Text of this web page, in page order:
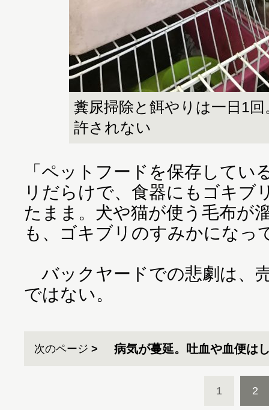
糞尿掃除と餌やりは一日1
許されない
「ペットフードを保存してい
リだらけで、食器にもゴキブ
たまま。犬や猫が使う毛布が
も、ゴキブリのすみかになっ
バックヤードでの悲劇は、
ではない。
次のページ 病気が蔓延。吐血や血便は
1 2